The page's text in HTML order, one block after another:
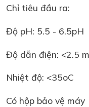
Chỉ tiêu đầu ra:
Độ pH: 5.5 - 6.5pH
Độ dẫn điện: <2.5
Nhiệt độ: <35oC
Có hộp bảo vệ máy